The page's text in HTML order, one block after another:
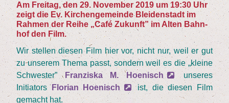
Am Frei­tag, den29. Novem­ber2019 um19:30 Uhr
zeigt die Ev. Kir­chen­ge­mein­de Blei­den­stadt im
Rah­men der Rei­he „Café Zukunft” im Alten Bahn­
hof den Film.
Wir stel­len die­sen Film hier vor, nicht nur, weil er gut
zu unse­rem The­ma passt, son­dern weil es die„klei­ne
Schwes­ter” Fran­zis­ka M. Hoe­nisch
unse­res
Initia­tors Flo­ri­an Hoe­nisch
ist, die die­sen Film
gemacht hat.